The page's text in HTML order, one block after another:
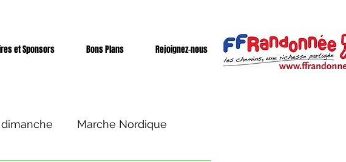
et Sponsors Bons Plans Rejoignez-nous
Marche Nordique